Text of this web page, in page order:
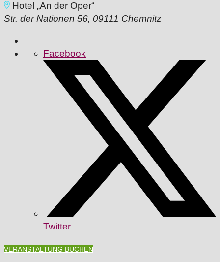
Hotel „An der Oper“
Str. der Nationen 56, 09111 Chemnitz
Facebook
Twitter
VERANSTALTUNG BUCHEN